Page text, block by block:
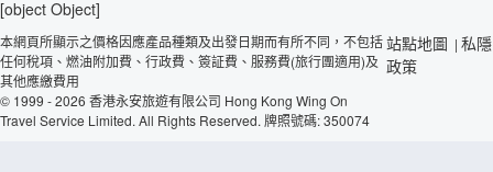
[object Object]
本網頁所顯示之價格因應產品種類及出發日期而有所不同，不包括
任何稅項、燃油附加費、行政費、簽証費、服務費(旅行團適用)及
其他應繳費用
© 1999 - 2026 香港永安旅遊有限公司 Hong Kong Wing On
Travel Service Limited. All Rights Reserved. 牌照號碼: 350074
站點地圖 | 私隱
政策